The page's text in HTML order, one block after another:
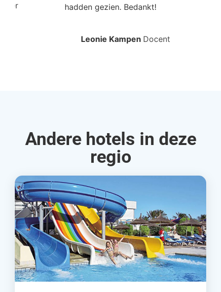
hadden gezien. Bedankt!
Leonie Kampen Docent
Andere hotels in deze
regio